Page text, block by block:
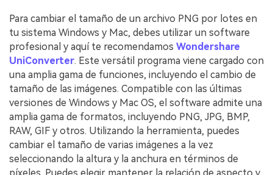
Para cambiar el tamaño de un archivo PNG por lotes en
tu sistema Windows y Mac, debes utilizar un software
profesional y aquí te recomendamos Wondershare
UniConverter. Este versátil programa viene cargado con
una amplia gama de funciones, incluyendo el cambio de
tamaño de las imágenes. Compatible con las últimas
versiones de Windows y Mac OS, el software admite una
amplia gama de formatos, incluyendo PNG, JPG, BMP,
RAW, GIF y otros. Utilizando la herramienta, puedes
cambiar el tamaño de varias imágenes a la vez
seleccionando la altura y la anchura en términos de
píxeles. Puedes elegir mantener la relación de aspecto y